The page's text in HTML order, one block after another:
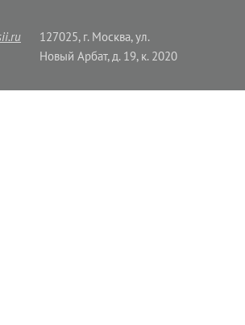
127025, г. Москва, ул.
Новый Арбат, д. 19, к. 2020